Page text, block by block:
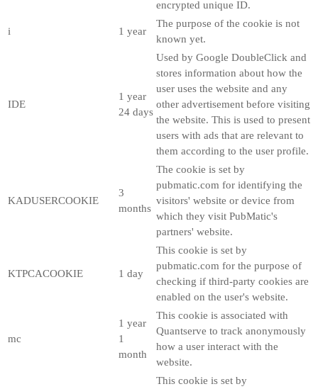
encrypted unique ID.
i 1 year
The purpose of the cookie is not
known yet.
IDE
1 year
24 days
Used by Google DoubleClick and
stores information about how the
user uses the website and any
other advertisement before visiting
the website. This is used to present
users with ads that are relevant to
them according to the user profile.
KADUSERCOOKIE
3
months
The cookie is set by
pubmatic.com for identifying the
visitors' website or device from
which they visit PubMatic's
partners' website.
KTPCACOOKIE 1 day
This cookie is set by
pubmatic.com for the purpose of
checking if third-party cookies are
enabled on the user's website.
mc
1 year
1
month
This cookie is associated with
Quantserve to track anonymously
how a user interact with the
website.
This cookie is set by